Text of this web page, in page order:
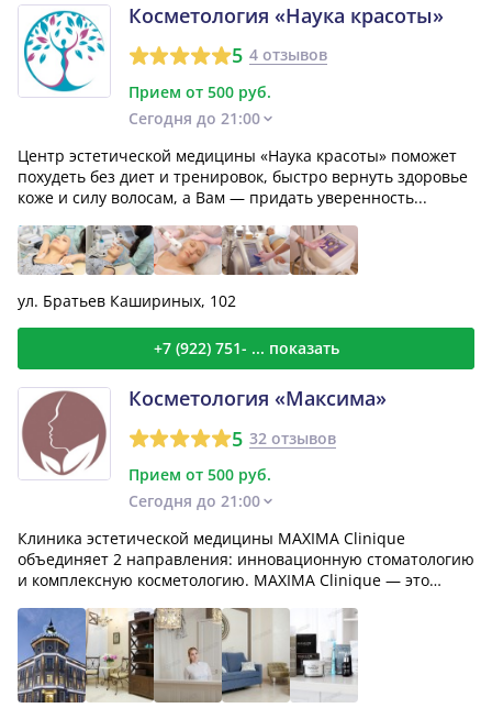
Косметология «Наука красоты»
5 4 отзывов
Прием от 500 руб.
Сегодня до 21:00
Центр эстетической медицины «Наука красоты» поможет
похудеть без диет и тренировок, быстро вернуть здоровье
коже и силу волосам, а Вам — придать уверенность...
ул. Братьев Кашириных, 102
+7 (922) 751- ... показать
Косметология «Максима»
5 32 отзывов
Прием от 500 руб.
Сегодня до 21:00
Клиника эстетической медицины MAXIMA Clinique
объединяет 2 направления: инновационную стоматологию
и комплексную косметологию. MAXIMA Clinique — это